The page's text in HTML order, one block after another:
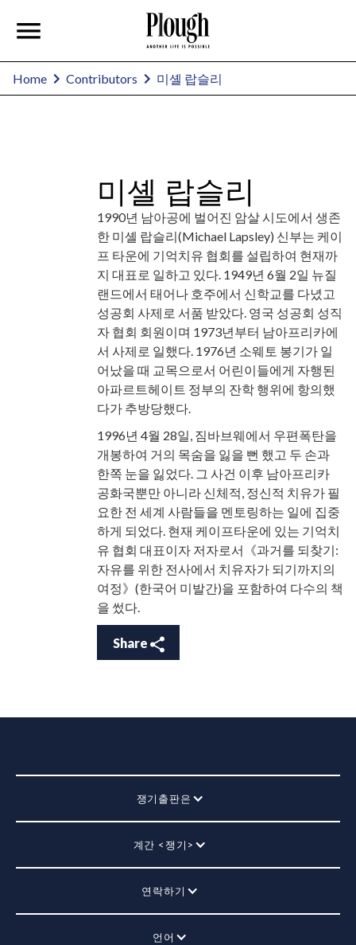
Home Contributors 미셸 랍슬리
미셸 랍슬리
1990년 남아공에 벌어진 암살 시도에서 생존
한 미셸 랍슬리(Michael Lapsley) 신부는 케이
프 타운에 기억치유 협회를 설립하여 현재까
지 대표로 일하고 있다. 1949년 6월 2일 뉴질
랜드에서 태어나 호주에서 신학교를 다녔고
성공회 사제로 서품 받았다. 영국 성공회 성직
자 협회 회원이며 1973년부터 남아프리카에
서 사제로 일했다. 1976년 소웨토 봉기가 일
어났을 때 교목으로서 어린이들에게 자행된
아파르트헤이트 정부의 잔학 행위에 항의했
다가 추방당했다.
1996년 4월 28일, 짐바브웨에서 우편폭탄을
개봉하여 거의 목숨을 잃을 뻔 했고 두 손과
한쪽 눈을 잃었다. 그 사건 이후 남아프리카
공화국뿐만 아니라 신체적, 정신적 치유가 필
요한 전 세계 사람들을 멘토링하는 일에 집중
하게 되었다. 현재 케이프타운에 있는 기억치
유 협회 대표이자 저자로서《과거를 되찾기:
자유를 위한 전사에서 치유자가 되기까지의
여정》(한국어 미발간)을 포함하여 다수의 책
을 썼다.
Share
쟁기출판은
계간 <쟁기>
연락하기
언어